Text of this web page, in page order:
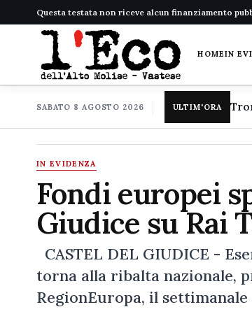
Questa testata non riceve alcun finanziamento
HOMEIN
SABATO 8 AGOSTO 2026 ULTIM'ORA
IN EVIDENZA
Fondi europei
Giudice su Rai
CASTEL DEL GIUDICE -
torna alla ribalta nazionale,
RegionEuropa, il